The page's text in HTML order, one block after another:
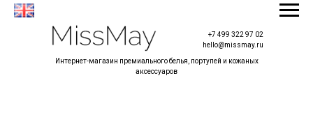
Интернет-магазин премиального белья, портупей и кожаных
аксессуаров
+7 499 322 97 02
hello@missmay.ru